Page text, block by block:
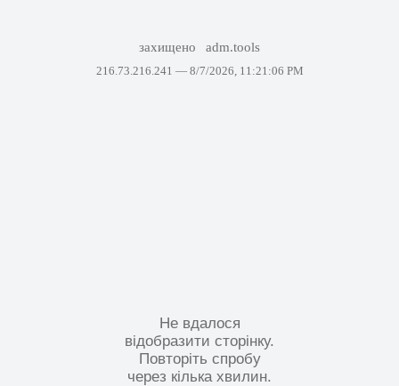
захищено adm.tools
216.73.216.241 — 8/7/2026, 11:21:06 PM
Не вдалося
відобразити сторінку.
Повторіть спробу
через кілька хвилин.